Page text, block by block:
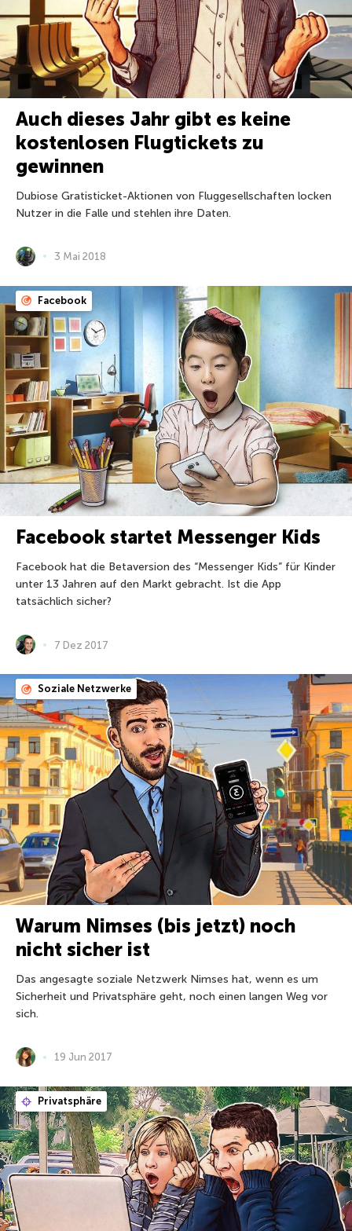
Auch dieses Jahr gibt es keine
kostenlosen Flugtickets zu
gewinnen
Dubiose Gratisticket-Aktionen von Fluggesellschaften locken
Nutzer in die Falle und stehlen ihre Daten.
3 Mai 2018
Facebook
Facebook startet Messenger Kids
Facebook hat die Betaversion des “Messenger Kids” für Kinder
unter 13 Jahren auf den Markt gebracht. Ist die App
tatsächlich sicher?
7 Dez 2017
Soziale Netzwerke
Warum Nimses (bis jetzt) noch
nicht sicher ist
Das angesagte soziale Netzwerk Nimses hat, wenn es um
Sicherheit und Privatsphäre geht, noch einen langen Weg vor
sich.
19 Jun 2017
Privatsphäre